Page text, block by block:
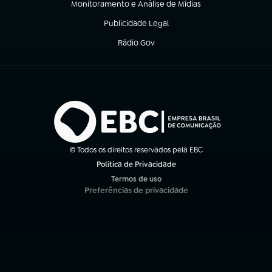
Monitoramento e Análise de Mídias
(abre em nova aba)
Publicidade Legal
(abre em nova aba)
Rádio Gov
(abre em nova aba)
© Todos os direitos reservados pela EBC
Política de Privacidade
Termos de uso
(abre em nova aba)
Preferências de privacidade